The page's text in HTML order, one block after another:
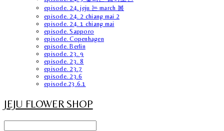
episode. 24. jeju 는 march 봄
episode. 24. 2 chiang mai 2
episode. 24. 1 chiang mai
episode. Sapporo
episode. Copenhagen
episode. Berlin
episode. 23. 9
episode. 23. 8
episode. 23.7
episode. 23.6
episode.23.6.1
JEJU FLOWER SHOP